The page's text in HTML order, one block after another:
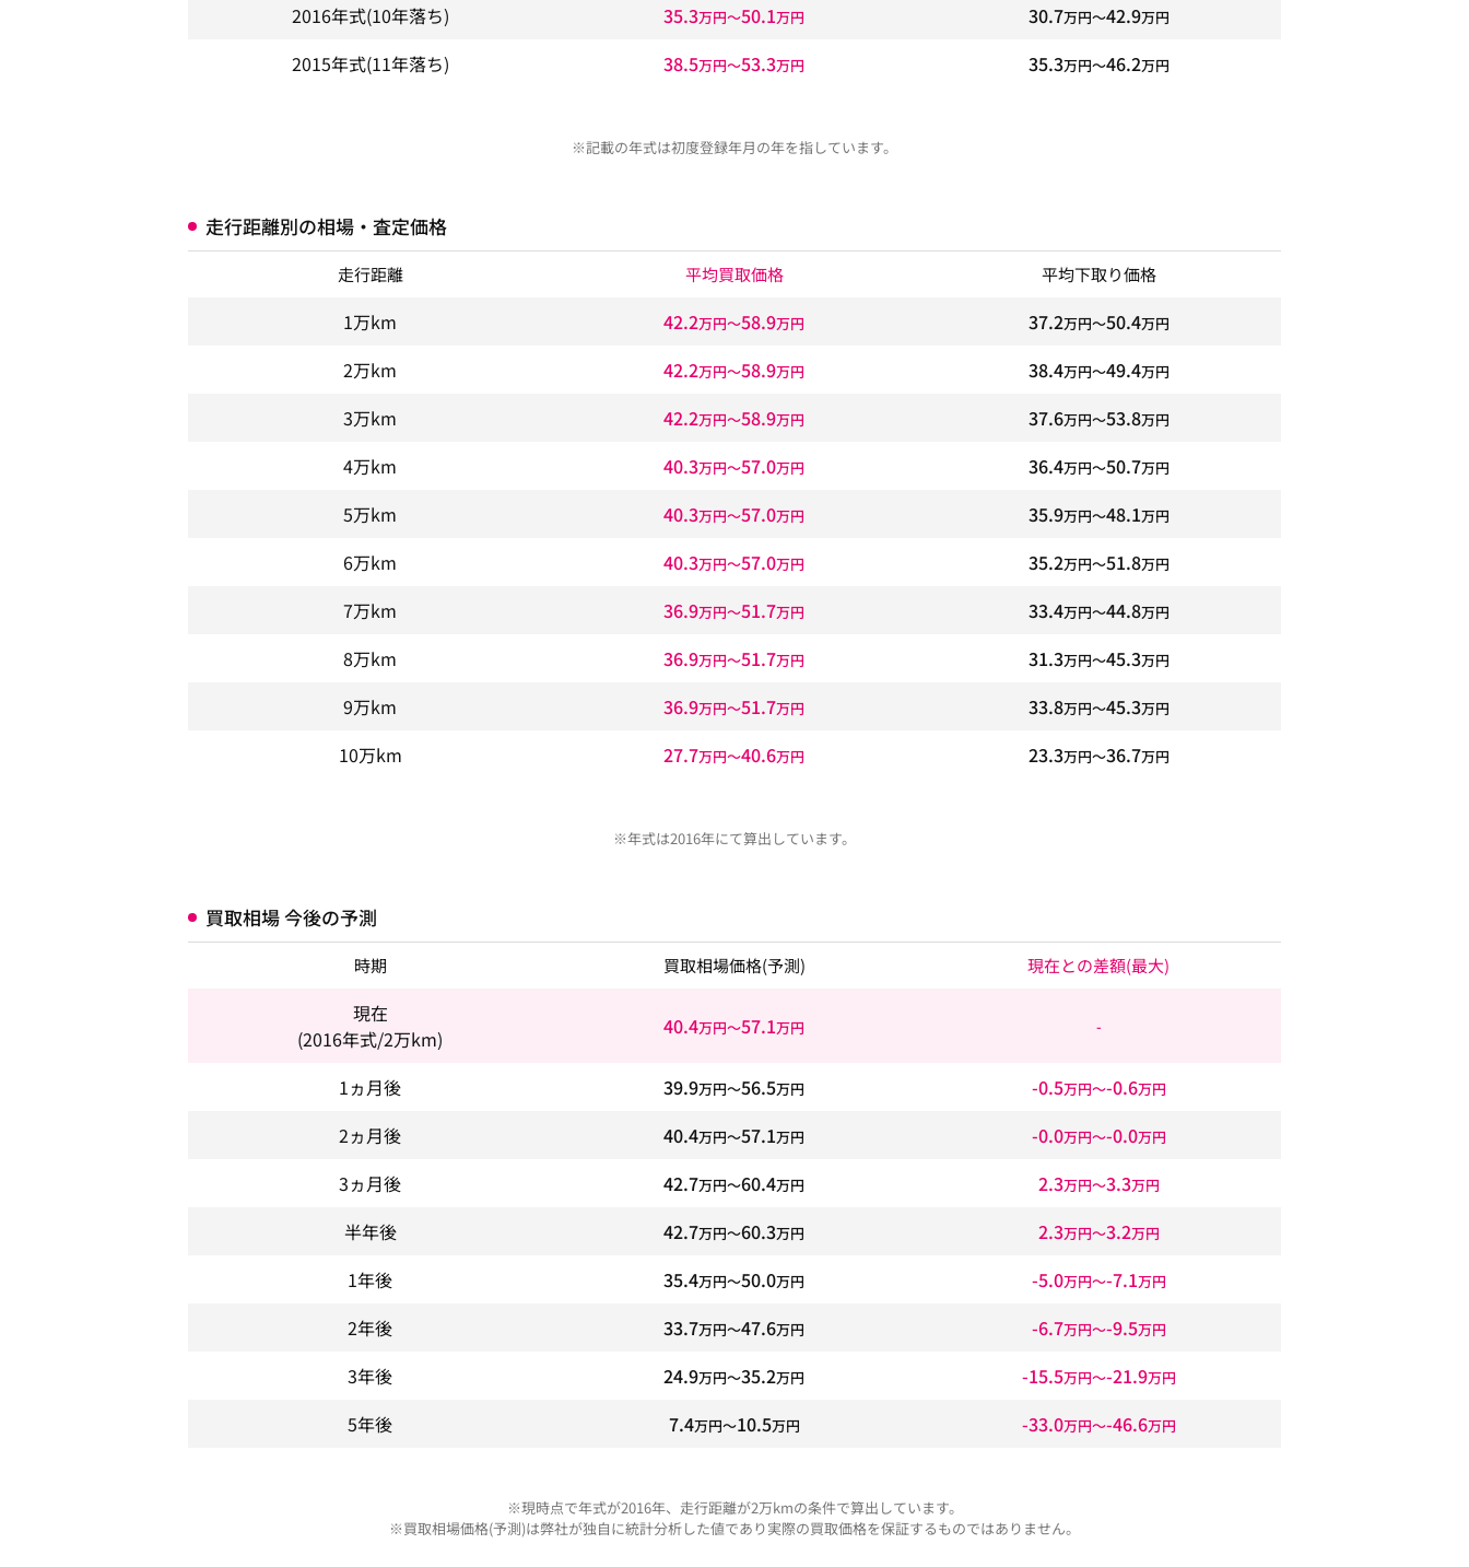
2016年式(10年落ち) 35.3万円〜50.1万円 30.7万円〜42.9万円
2015年式(11年落ち) 38.5万円〜53.3万円 35.3万円〜46.2万円
※記載の年式は初度登録年月の年を指しています。
走行距離別の相場・査定価格
走行距離 平均買取価格 平均下取り価格
1万km 42.2万円〜58.9万円 37.2万円〜50.4万円
2万km 42.2万円〜58.9万円 38.4万円〜49.4万円
3万km 42.2万円〜58.9万円 37.6万円〜53.8万円
4万km 40.3万円〜57.0万円 36.4万円〜50.7万円
5万km 40.3万円〜57.0万円 35.9万円〜48.1万円
6万km 40.3万円〜57.0万円 35.2万円〜51.8万円
7万km 36.9万円〜51.7万円 33.4万円〜44.8万円
8万km 36.9万円〜51.7万円 31.3万円〜45.3万円
9万km 36.9万円〜51.7万円 33.8万円〜45.3万円
10万km 27.7万円〜40.6万円 23.3万円〜36.7万円
※年式は2016年にて算出しています。
買取相場 今後の予測
時期 買取相場価格(予測) 現在との差額(最大)
現在
(2016年式/2万km)
40.4万円〜57.1万円 -
1ヵ月後 39.9万円〜56.5万円 -0.5万円〜-0.6万円
2ヵ月後 40.4万円〜57.1万円 -0.0万円〜-0.0万円
3ヵ月後 42.7万円〜60.4万円 2.3万円〜3.3万円
半年後 42.7万円〜60.3万円 2.3万円〜3.2万円
1年後 35.4万円〜50.0万円 -5.0万円〜-7.1万円
2年後 33.7万円〜47.6万円 -6.7万円〜-9.5万円
3年後 24.9万円〜35.2万円 -15.5万円〜-21.9万円
5年後 7.4万円〜10.5万円 -33.0万円〜-46.6万円
※現時点で年式が2016年、走行距離が2万kmの条件で算出しています。
※買取相場価格(予測)は弊社が独自に統計分析した値であり実際の買取価格を保証するものではありません。